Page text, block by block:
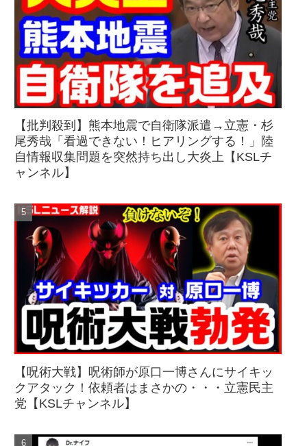
【批判殺到】熊本地震で自衛隊派遣→立憲・杉
尾秀哉「看過できない！ヒアリングする！」陸
自情報収集問題を突然持ち出し大炎上【KSLチ
ャンネル】
【呪術大戦】呪術師が原口一博さんにサイキッ
クアタック！依頼者はまさかの・・・立憲民主
党【KSLチャンネル】